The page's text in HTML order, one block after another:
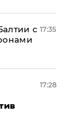
с 17:35
17:28